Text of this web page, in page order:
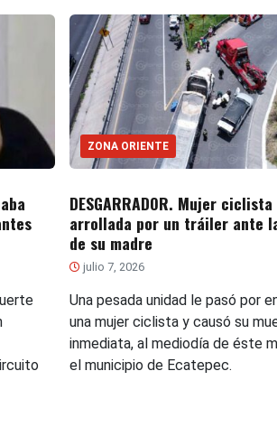
ZONA ORIENTE
DESGARRADOR. Mujer
arrollada por un tráiler ante
de su madre
julio 7, 2026
Una pesada unidad le pasó por
una mujer ciclista y causó su
inmediata, al mediodía de éste
el municipio de Ecatepec.